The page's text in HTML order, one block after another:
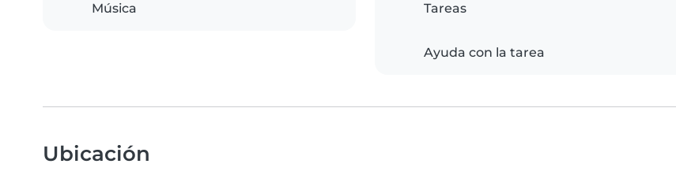
Música Tareas
Ayuda con la tarea
Ubicación